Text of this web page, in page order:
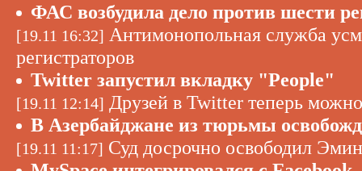
ФАС возбудила дело против шести
[19.11 16:32] Антимонопольная служба
регистраторов
Twitter запустил вкладку "People"
[19.11 12:14] Друзей в Twitter теперь
В Азербайджане из тюрьмы
[19.11 11:17] Суд досрочно освободил